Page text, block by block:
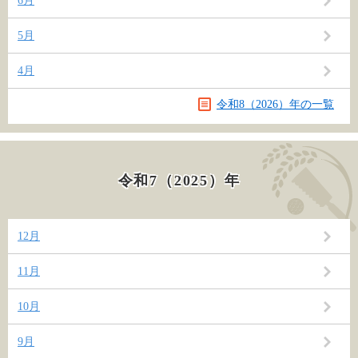
5月
4月
令和8（2026）年の一覧
令和7（2025）年
12月
11月
10月
9月